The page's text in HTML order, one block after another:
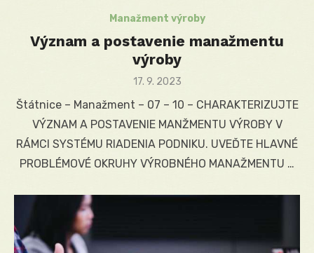
Manažment výroby
Význam a postavenie manažmentu
výroby
Posted
17. 9. 2023
Štátnice – Manažment – 07 – 10 – CHARAKTERIZUJTE
VÝZNAM A POSTAVENIE MANŽMENTU VÝROBY V
RÁMCI SYSTÉMU RIADENIA PODNIKU. UVEĎTE HLAVNÉ
PROBLÉMOVÉ OKRUHY VÝROBNÉHO MANAŽMENTU …